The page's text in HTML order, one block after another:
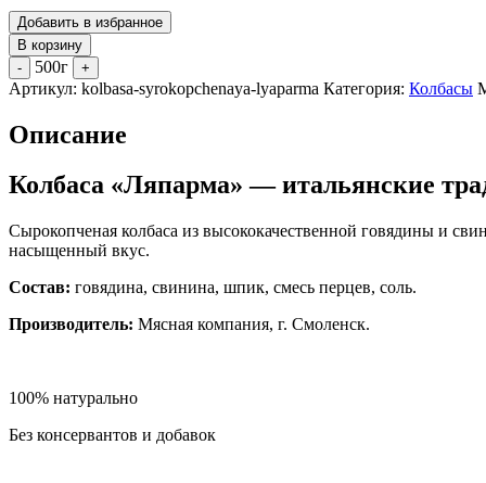
Добавить в избранное
В корзину
-
500г +
Артикул: kolbasa-syrokopchenaya-lyaparma Категория: Колбасы
Описание
Колбаса «Ляпарма» — итальянские
Сырокопченая колбаса из высококачественной говядины и
насыщенный вкус.
Состав: говядина, свинина, шпик, смесь перцев, соль.
Производитель: Мясная компания, г. Смоленск.
100% натурально
Без консервантов и добавок